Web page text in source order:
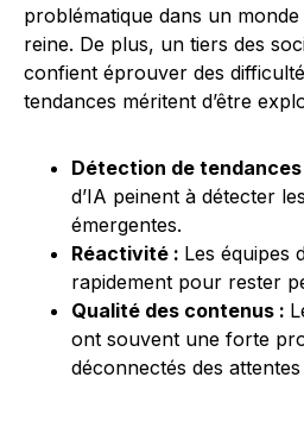
problématique dans un monde
reine. De plus, un tiers des
confient éprouver des
tendances méritent d’être
Détection de tendances
d’IA peinent à détecter
émergentes.
Réactivité : Les équipes
rapidement pour rester
Qualité des contenus :
ont souvent une forte
déconnectés des